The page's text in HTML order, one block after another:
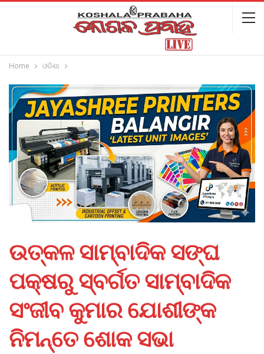
Home ଓଡିଶା
ଉତ୍କଳ ସାମ୍ବାଦିକ ସଙ୍ଘ
ପକ୍ଷରୁ ସ୍ବର୍ଗତ ସାମ୍ବାଦିକ
ସଂଜୀବ କୁମାର ଯୋଶୀଙ୍କ
ନିମନ୍ତେ ଶୋକ ସଭା